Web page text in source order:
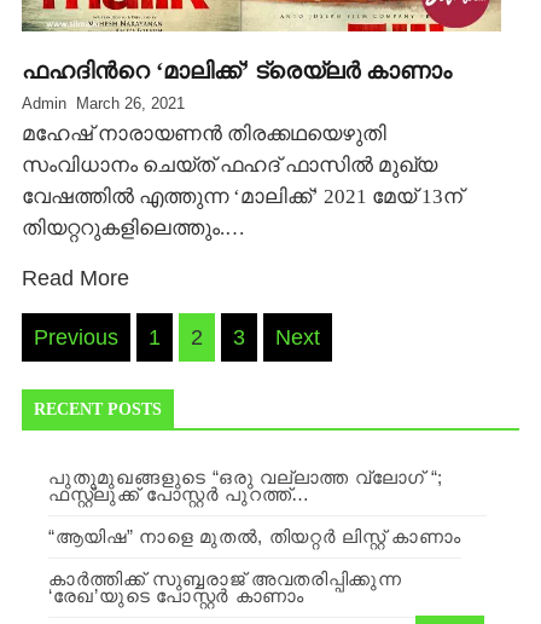
ഫഹദിന്‍റെ ‘മാലിക്ക്’ ട്രെയ്‍ലര്‍ കാണാം
Admin March 26, 2021
മഹേഷ് നാരായണന്‍ തിരക്കഥയെഴുതി
സംവിധാനം ചെയ്‍ത് ഫഹദ് ഫാസില്‍ മുഖ്യ
വേഷത്തില്‍ എത്തുന്ന ‘മാലിക്ക്’ 2021 മേയ് 13ന്
തിയറ്ററുകളിലെത്തും.…
Read More
Posts
navigation
Previous 1 2 3 Next
RECENT POSTS
പുതുമുഖങ്ങളുടെ “ഒരു വല്ലാത്ത വ്ലോഗ് “;
ഫസ്റ്റ്ലുക്ക് പോസ്റ്റർ പുറത്ത്…
“ആയിഷ” നാളെ മുതല്‍, തിയറ്റര്‍ ലിസ്റ്റ് കാണാം
കാർത്തിക്ക് സുബ്ബരാജ് അവതരിപ്പിക്കുന്ന
‘രേഖ’യുടെ പോസ്റ്റർ കാണാം